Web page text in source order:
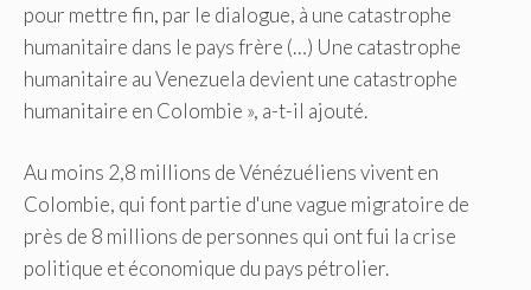
pour mettre fin, par le dialogue, à une catastrophe
humanitaire dans le pays frère (…) Une catastrophe
humanitaire au Venezuela devient une catastrophe
humanitaire en Colombie », a-t-il ajouté.
Au moins 2,8 millions de Vénézuéliens vivent en
Colombie, qui font partie d'une vague migratoire de
près de 8 millions de personnes qui ont fui la crise
politique et économique du pays pétrolier.